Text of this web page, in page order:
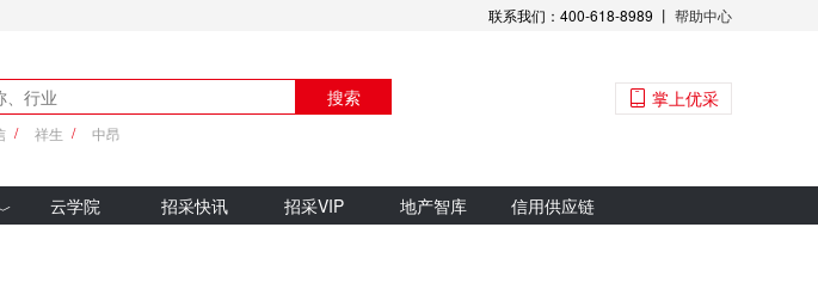
联系我们：400-618-8989 丨 帮助中心
搜索
祥生 中昂
掌上优采
云学院 招采快讯 招采VIP 地产智库
信用供应链